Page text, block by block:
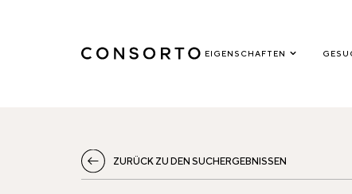
EIGENSCHAFTEN
ZURÜCK ZU DEN SUCHERGEBNISSEN